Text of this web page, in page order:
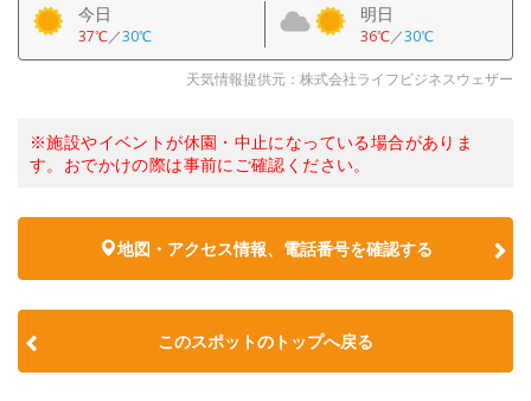
今日
37℃／30℃
明日
36℃／30℃
天気情報提供元：株式会社ライフビジネスウェザー
※施設やイベントが休園・中止になっている場合がありま
す。おでかけの際は事前にご確認ください。
地図・アクセス情報、電話番号を確認する
このスポットのトップへ戻る